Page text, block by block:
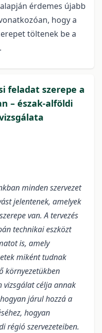
érdemes újabb
hogy a
töltenek be a
feladat szerepe a
– észak-alföldi
minden szervezet
jelentenek, amelyek
van. A tervezés
technikai eszközt
is, amely
miként tudnak
környezetükben
vizsgálat célja annak
járul hozzá a
hogyan
régió szervezeteiben.